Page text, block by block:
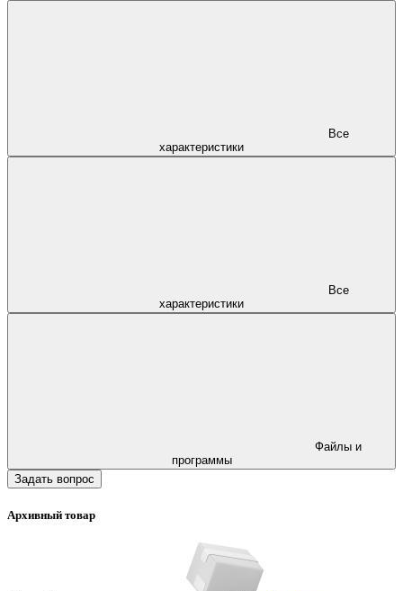
характеристики
характеристики
программы
Задать вопрос
Архивный товар